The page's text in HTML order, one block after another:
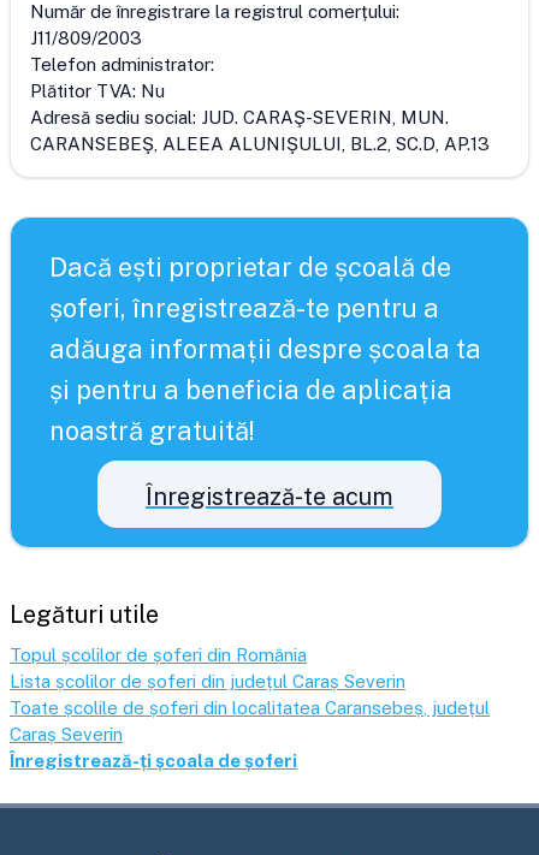
Număr de înregistrare la registrul comerțului:
J11/809/2003
Telefon administrator:
Plătitor TVA: Nu
Adresă sediu social: JUD. CARAŞ-SEVERIN, MUN.
CARANSEBEŞ, ALEEA ALUNIŞULUI, BL.2, SC.D, AP.13
Dacă ești proprietar de școală de
șoferi, înregistrează-te pentru a
adăuga informații despre școala ta
și pentru a beneficia de aplicația
noastră gratuită!
Înregistrează-te acum
Legături utile
Topul școlilor de șoferi din România
Lista școlilor de șoferi din județul Caraș Severin
Toate școlile de șoferi din localitatea Caransebeș , județul
Caraș Severin
Înregistrează-ți școala de șoferi